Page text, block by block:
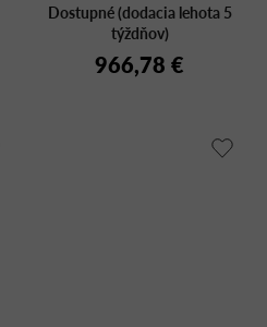
Dostupné (dodacia lehota 5
týždňov)
966,78 €